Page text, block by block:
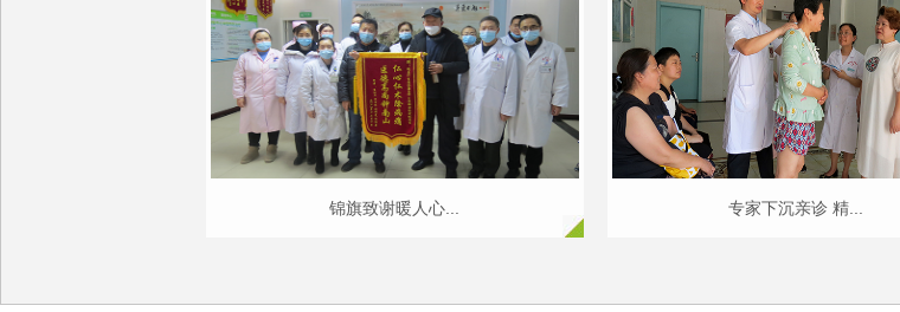
锦旗致谢暖人心... 专家下沉亲诊 精...